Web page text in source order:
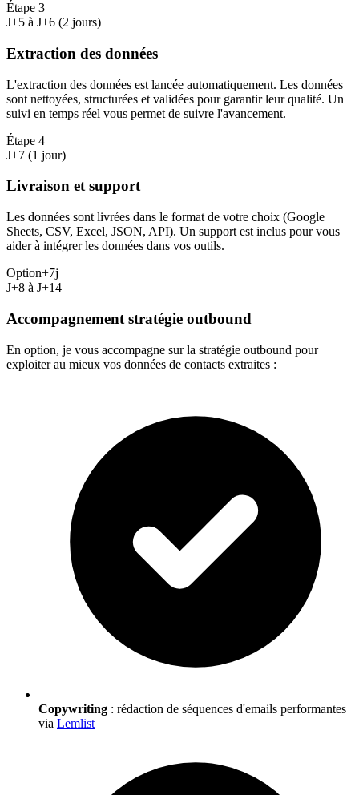
Étape 3
J+5 à J+6 (2 jours)
Extraction des données
L'extraction des données est lancée automatiquement. Les données
sont nettoyées, structurées et validées pour garantir leur qualité. Un
suivi en temps réel vous permet de suivre l'avancement.
Étape 4
J+7 (1 jour)
Livraison et support
Les données sont livrées dans le format de votre choix (Google
Sheets, CSV, Excel, JSON, API). Un support est inclus pour vous
aider à intégrer les données dans vos outils.
Option+7j
J+8 à J+14
Accompagnement stratégie outbound
En option, je vous accompagne sur la stratégie outbound pour
exploiter au mieux vos données de contacts extraites :
Copywriting : rédaction de séquences d'emails performantes
via Lemlist